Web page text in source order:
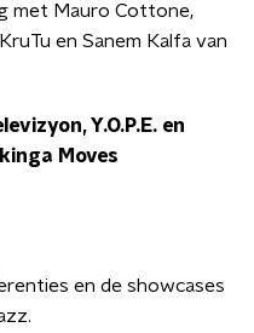
met Mauro Cottone,
en Sanem Kalfa van
Y.O.P.E. en
Moves
en de showcases